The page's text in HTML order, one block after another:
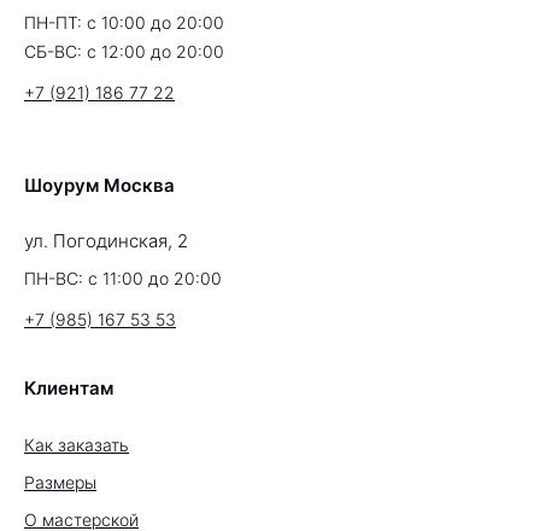
ПН-ПТ: с 10:00 до 20:00
СБ-ВС: с 12:00 до 20:00
+7 (921) 186 77 22
Шоурум Москва
ул. Погодинская, 2
ПН-ВС: с 11:00 до 20:00
+7 (985) 167 53 53
Клиентам
Как заказать
Размеры
О мастерской